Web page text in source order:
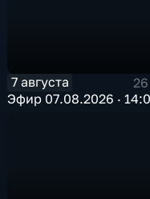
7 августа
Эфир 07.08.2026 ·